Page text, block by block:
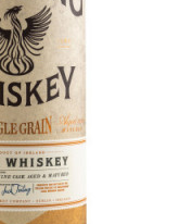
etwas von
die Fassreserven